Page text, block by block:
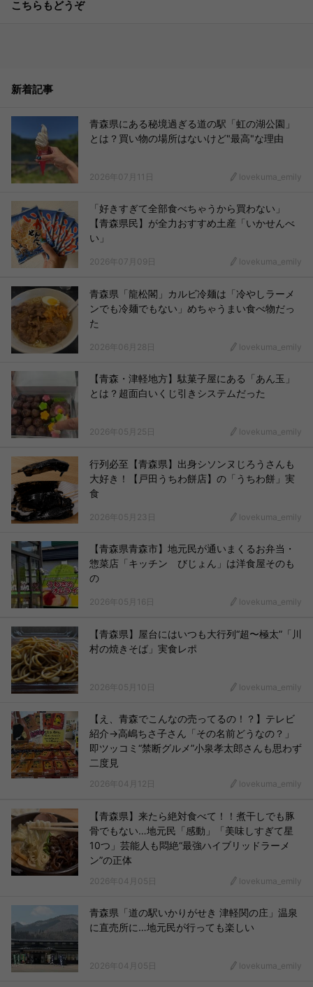
こちらもどうぞ
新着記事
青森県にある秘境過ぎる道の駅「虹の湖公園」
とは？買い物の場所はないけど"最高"な理由
2026年07月11日 lovekuma_emily
「好きすぎて全部食べちゃうから買わない」
【青森県民】が全力おすすめ土産「いかせんべ
い」
2026年07月09日 lovekuma_emily
青森県「龍松閣」カルビ冷麺は「冷やしラーメ
ンでも冷麺でもない」めちゃうまい食べ物だっ
た
2026年06月28日 lovekuma_emily
【青森・津軽地方】駄菓子屋にある「あん玉」
とは？超面白いくじ引きシステムだった
2026年05月25日 lovekuma_emily
行列必至【青森県】出身シソンヌじろうさんも
大好き！【戸田うちわ餅店】の「うちわ餅」実
食
2026年05月23日 lovekuma_emily
【青森県青森市】地元民が通いまくるお弁当・
惣菜店「キッチン びじょん」は洋食屋そのも
の
2026年05月16日 lovekuma_emily
【青森県】屋台にはいつも大行列“超〜極太”「川
村の焼きそば」実食レポ
2026年05月10日 lovekuma_emily
【え、青森でこんなの売ってるの！？】テレビ
紹介→高嶋ちさ子さん「その名前どうなの？」
即ツッコミ“禁断グルメ”小泉孝太郎さんも思わず
二度見
2026年04月12日 lovekuma_emily
【青森県】来たら絶対食べて！！煮干しでも豚
骨でもない…地元民「感動」「美味しすぎて星
10つ」芸能人も悶絶“最強ハイブリッドラーメ
ン”の正体
2026年04月05日 lovekuma_emily
青森県「道の駅いかりがせき 津軽関の庄」温泉
に直売所に…地元民が行っても楽しい
2026年04月05日 lovekuma_emily